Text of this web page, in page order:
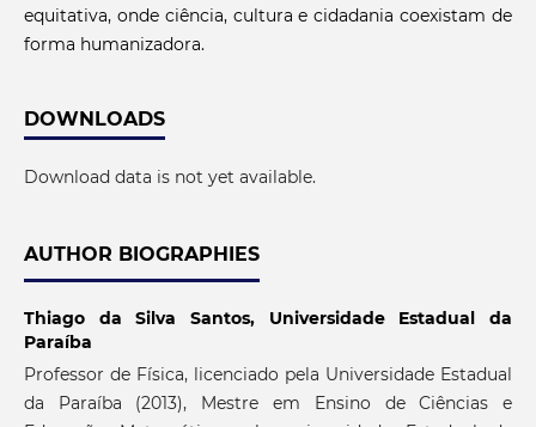
equitativa, onde ciência, cultura e cidadania coexistam de
forma humanizadora.
DOWNLOADS
Download data is not yet available.
AUTHOR BIOGRAPHIES
Thiago da Silva Santos, Universidade Estadual da
Paraíba
Professor de Física, licenciado pela Universidade Estadual
da Paraíba (2013), Mestre em Ensino de Ciências e